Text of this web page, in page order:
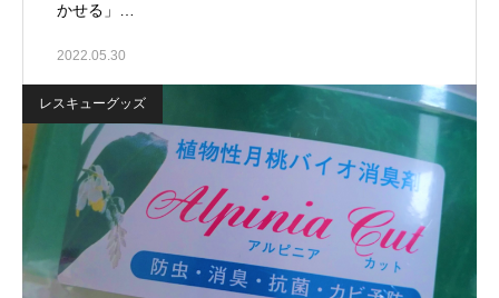
かせる」…
2022.05.30
レスキューグッズ